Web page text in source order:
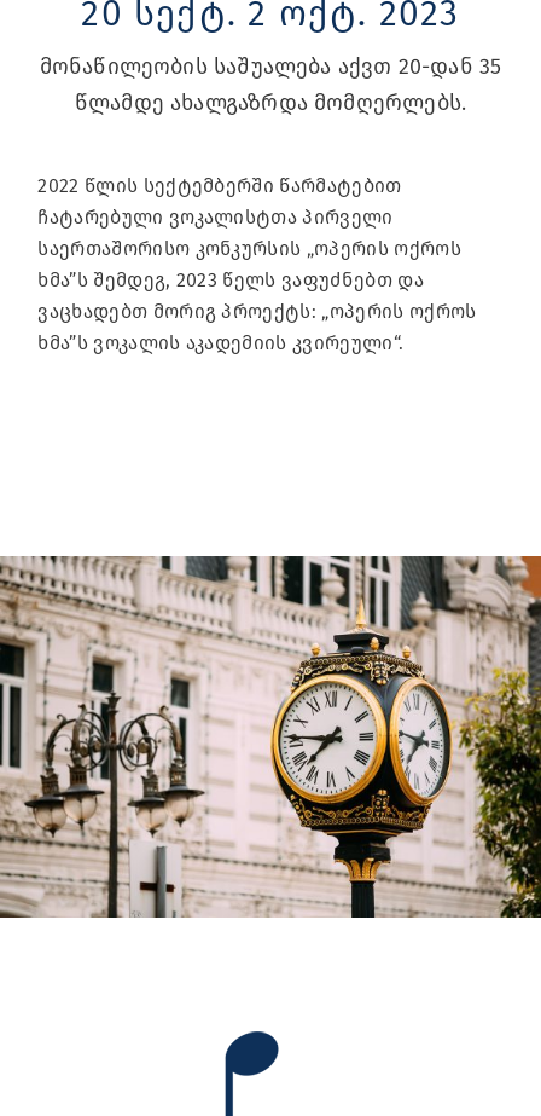
20 სექტ. 2 ოქტ. 2023
მონაწილეობის საშუალება აქვთ 20-დან 35
წლამდე ახალგაზრდა მომღერლებს.
2022 წლის სექტემბერში წარმატებით
ჩატარებული ვოკალისტთა პირველი
საერთაშორისო კონკურსის „ოპერის ოქროს
ხმა”ს შემდეგ, 2023 წელს ვაფუძნებთ და
ვაცხადებთ მორიგ პროექტს: „ოპერის ოქროს
ხმა”ს ვოკალის აკადემიის კვირეული“.